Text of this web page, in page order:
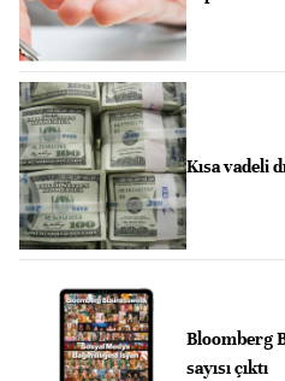
Kısa vadeli
Bloomberg
sayısı çıktı